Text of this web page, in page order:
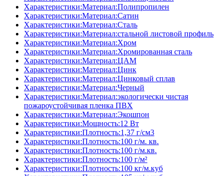
Характеристики:Материал:Полипропилен
Характеристики:Материал:Сатин
Характеристики:Материал:Сталь
Характеристики:Материал:стальной листовой профиль
Характеристики:Материал:Хром
Характеристики:Материал:Хромированная сталь
Характеристики:Материал:ЦАМ
Характеристики:Материал:Цинк
Характеристики:Материал:Цинковый сплав
Характеристики:Материал:Черный
Характеристики:Материал:экологически чистая
пожароустойчивая пленка ПВХ
Характеристики:Материал:Экошпон
Характеристики:Мощность:12 Вт
Характеристики:Плотность:1,37 г/см3
Характеристики:Плотность:100 г/м. кв.
Характеристики:Плотность:100 г/м.кв.
Характеристики:Плотность:100 г/м²
Характеристики:Плотность:100 кг/м.куб